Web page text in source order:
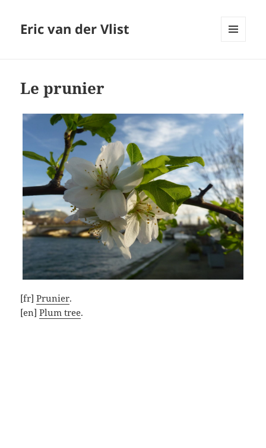
Eric van der Vlist
Le prunier
[fr]Prunier.
[en]Plum tree.